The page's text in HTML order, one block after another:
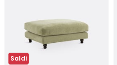
Saldi